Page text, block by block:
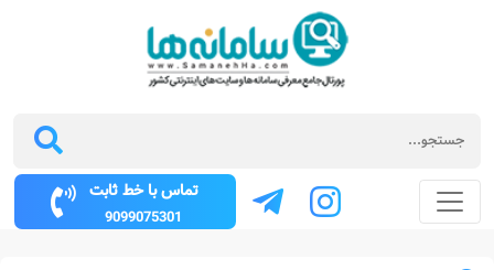
تماس با خط ثابت
9099075301